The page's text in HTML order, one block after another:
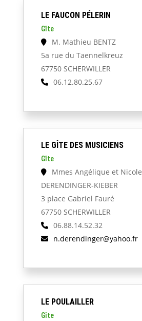
LE FAUCON PÉLERIN
Gîte
M. Mathieu BENTZ
5a rue du Taennelkreuz
67750 SCHERWILLER
06.12.80.25.67
LE GÎTE DES MUSICIENS
Gîte
Mmes Angélique et Nicole
DERENDINGER-KIEBER
3 place Gabriel Fauré
67750 SCHERWILLER
06.88.14.52.32
n.derendinger@yahoo.fr
LE POULAILLER
Gîte